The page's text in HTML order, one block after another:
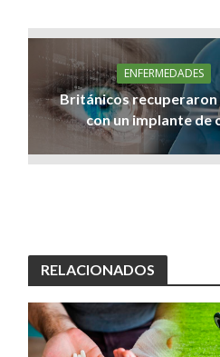
ENFERMEDADES
Británicos recuperaron
con un implante de
RELACIONADOS